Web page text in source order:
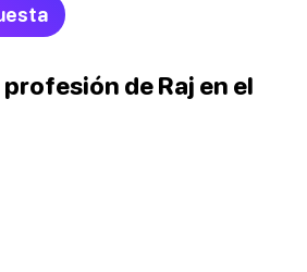
profesión de Raj en el